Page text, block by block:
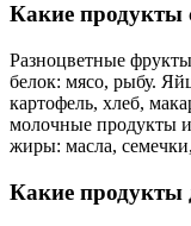
Какие продукты
Разноцветные
белок: мясо, рыбу.
картофель, хлеб,
молочные продукты
жиры: масла,
Какие продукты